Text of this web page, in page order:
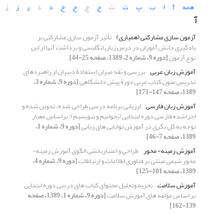
همه
آ ا ب پ ت ث ج چ ح خ د ذ ر ز ژ
آ
آزمون سازی مشارکتی (همیاری) تأثیر آزمون سازی مشارکتی بر
یادگیری دانش آموزان در درس زبان انگلیسی و برداشت آنها از این
نوع آزمون[دوره 9، شماره 2، 1389، صفحه 25-44]
آموزش زبان عربی بررسی و نقد میزان استفادۀ دبیران از راهبردهای
تدریس متون کتاب عربی دورۀ پیش دانشگاهی [دوره 9، شماره 3،
1389، صفحه 147-171]
آموزش زبان فارسی ارزیابی برنامه درسی طراحی شده، تدوین شده و
اجراشده فارسی دوره ابتدایی (بخوانیم و بنویسیم): براساس معیار
توجه به کل نگری در آموزش توانایی های زبانی [دوره 9، شماره 1،
1389، صفحه 7-46]
آموزش زمینه- محور طراحی و اعتباربخشی الگوی آموزش زمینه-
محور شیمی مبتنی بر فناوری اطلاعات و ارتباطات [دوره 9، شماره 4،
1389، صفحه 101-125]
آموزش سلامت تجزیه وتحلیل محتوای کتاب های درسی دوره ابتدایی
بر اساس مؤلفه های آموزش سلامت [دوره 9، شماره 1، 1389، صفحه
139-162]